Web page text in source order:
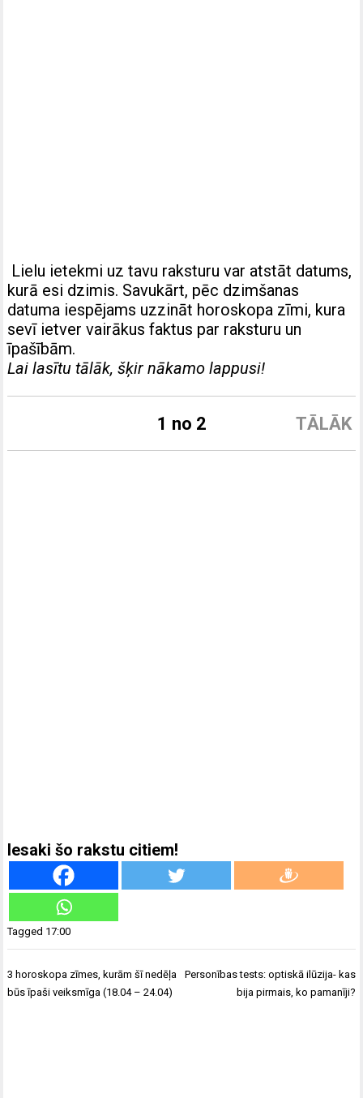
Lielu ietekmi uz tavu raksturu var atstāt datums,
kurā esi dzimis. Savukārt, pēc dzimšanas
datuma iespējams uzzināt horoskopa zīmi, kura
sevī ietver vairākus faktus par raksturu un
īpašībām.
Lai lasītu tālāk, šķir nākamo lappusi!
TĀLĀK
1 no 2
Iesaki šo rakstu citiem!
Tagged 17:00
Ziņu
izvēlne
3 horoskopa zīmes, kurām šī nedēļa
būs īpaši veiksmīga (18.04 – 24.04)
Personības tests: optiskā ilūzija- kas
bija pirmais, ko pamanīji?